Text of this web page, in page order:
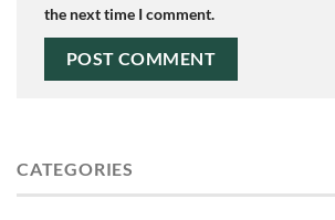
the next time I comment.
CATEGORIES